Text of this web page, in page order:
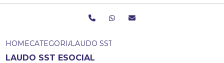
HOMECATEGORIASLAUDO SST ESOCIAL
LAUDO SST ESOCIAL